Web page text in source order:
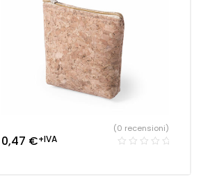
0,47 €+IVA
(0 recensioni)